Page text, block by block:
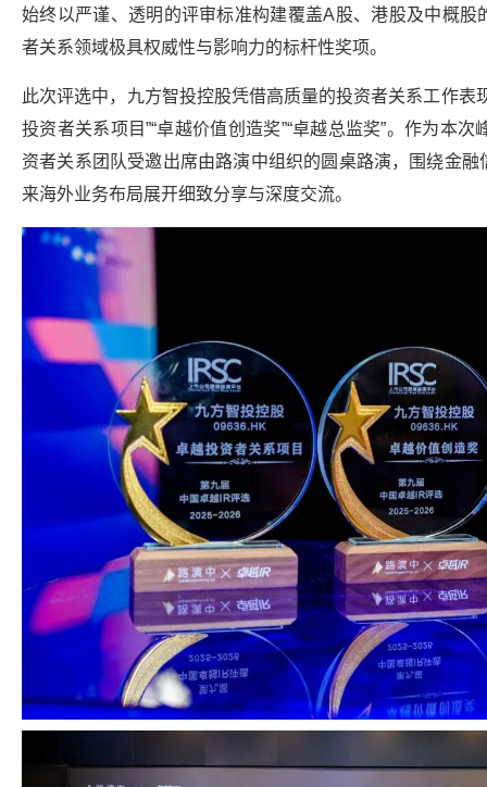
始终以严谨、透明的评审标准构建覆盖A股、港股及中概股
者关系领域极具权威性与影响力的标杆性奖项。
此次评选中， 九方智投控股凭借高质量的投资者关系工作表
投资者关系项目”“卓越价值创造奖”“卓越总监奖”。作为本
资者关系团队受邀出席由路演中组织的圆桌路演，围绕金
来海外业务布局展开细致分享与深度交流。